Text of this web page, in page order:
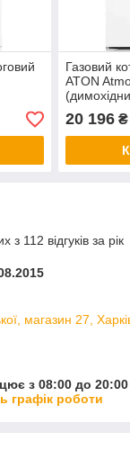
Газовий
ATON
20 196₴
з 112 відгуків за рік
магазин 27,
з 08:00 до 20:00
графік роботи